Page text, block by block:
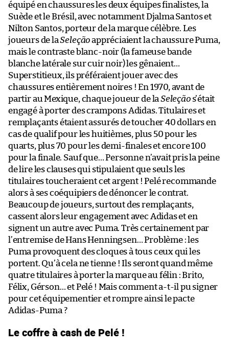
équipé en chaussures les deux équipes finalistes, la
Suède et le Brésil, avec notamment Djalma Santos et
Nilton Santos, porteur de la marque célèbre. Les
joueurs de laSeleçãoappréciaient la chaussure Puma,
mais le contraste blanc-noir (la fameuse bande
blanche latérale sur cuir noir) les gênaient…
Superstitieux, ils préféraient jouer avec des
chaussures entièrement noires ! En 1970, avant de
partir au Mexique, chaque joueur de la Seleçãos’était
engagé à porter des crampons Adidas. Titulaires et
remplaçants étaient assurés de toucher 40 dollars en
cas de qualif pour les huitièmes, plus 50 pour les
quarts, plus 70 pour les demi-finales et encore 100
pour la finale. Sauf que… Personne n’avait pris la peine
de lire les clauses qui stipulaient que seuls les
titulaires toucheraient cet argent ! Pelé recommande
alors à ses coéquipiers de dénoncer le contrat.
Beaucoup de joueurs, surtout des remplaçants,
cassent alors leur engagement avec Adidas et en
signent un autre avec Puma. Très certainement par
l’entremise de Hans Henningsen… Problème : les
Puma provoquent des cloques à tous ceux qui les
portent. Qu’à cela ne tienne ! Ils seront quand même
quatre titulaires à porter la marque au félin : Brito,
Félix, Gérson… et Pelé ! Mais comment a-t-il pu signer
pour cet équipementier et rompre ainsi le pacte
Adidas-Puma ?
Le coffre à cash de Pelé !